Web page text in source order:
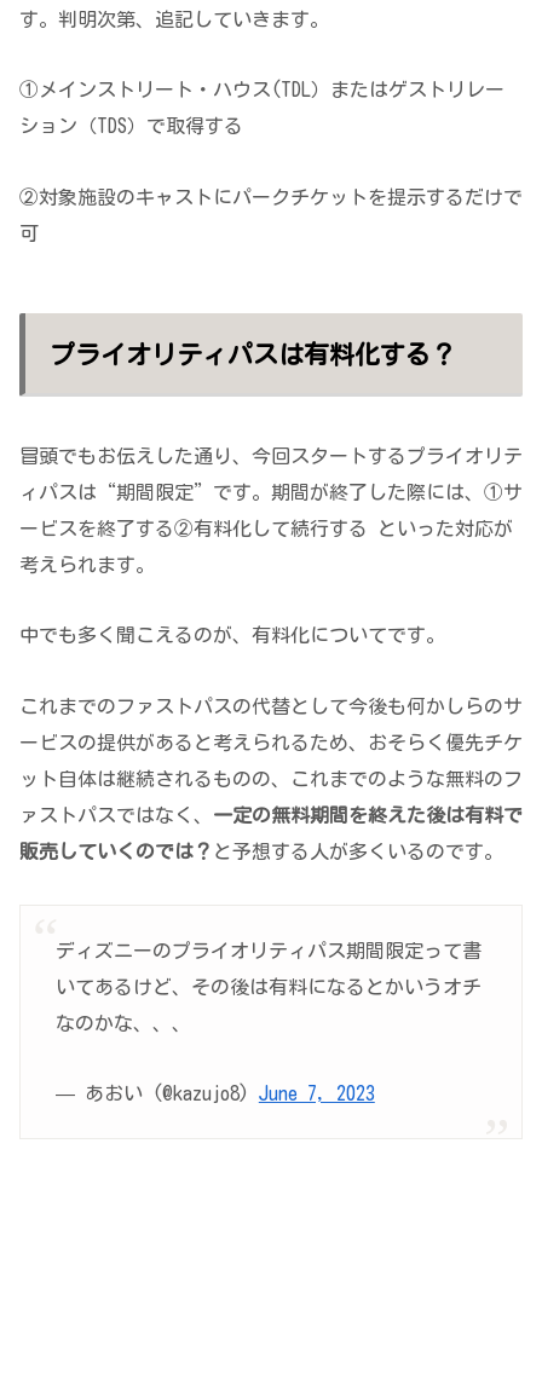
す。判明次第、追記していきます。
①メインストリート・ハウス(TDL）またはゲストリレー
ション（TDS）で取得する
②対象施設のキャストにパークチケットを提示するだけで
可
プライオリティパスは有料化する？
冒頭でもお伝えした通り、今回スタートするプライオリテ
ィパスは“期間限定”です。期間が終了した際には、①サ
ービスを終了する②有料化して続行する といった対応が
考えられます。
中でも多く聞こえるのが、有料化についてです。
これまでのファストパスの代替として今後も何かしらのサ
ービスの提供があると考えられるため、おそらく優先チケ
ット自体は継続されるものの、これまでのような無料のフ
ァストパスではなく、 一定の無料期間を終えた後は有料で
販売していくのでは？ と予想する人が多くいるのです。
ディズニーのプライオリティパス期間限定って書
いてあるけど、その後は有料になるとかいうオチ
なのかな、、、
— あおい (@kazujo8) June 7, 2023